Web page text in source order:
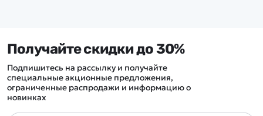
Получайте скидки до 30%
Подпишитесь на рассылку и получайте
специальные акционные предложения,
ограниченные распродажи и информацию о
новинках